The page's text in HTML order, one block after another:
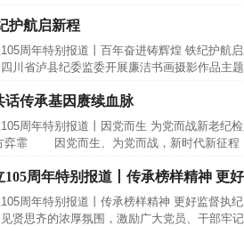
护航启新程
周年特别报道丨百年奋进铸辉煌 铁纪护航
省泸县纪委监委开展廉洁书画摄影作品主
话传承基因赓续血脉
周年特别报道丨因党而生 为党而战新老纪
弈霏 因党而生、为党而战，新时代新征程
周年特别报道丨传承榜样精神 更
105周年特别报道丨传承榜样精神 更好监督
贤思齐的浓厚氛围，激励广大党员、干部牢